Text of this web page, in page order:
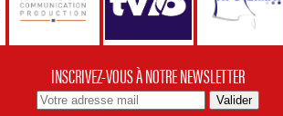
INSCRIVEZ-VOUS À NOTRE NEWSLETTER